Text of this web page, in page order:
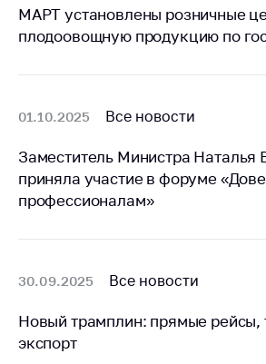
политики
МАРТ установлены розничные
плодоовощную продукцию по
01.10.2025 Все новости
Заместитель Министра Наталья
приняла участие в форуме
профессионалам»
30.09.2025 Все новости
Новый трамплин: прямые рейсы,
экспорт